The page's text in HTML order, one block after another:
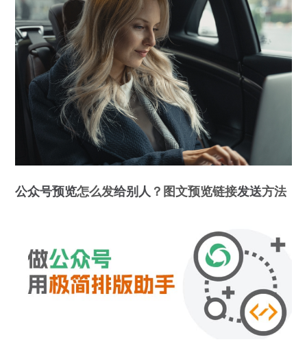
公众号预览怎么发给别人 ？图文预览链接发送方法